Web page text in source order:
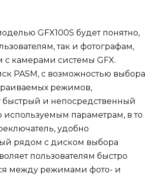
GFX100S будет понятно,
так и фотографам,
камерами системы GFX.
PASM, с возможностью выбора
режимов,
быстрый и непосредственный
используемым параметрам, в то
удобно
рядом с диском выбора
пользователям быстро
между режимами фото- и